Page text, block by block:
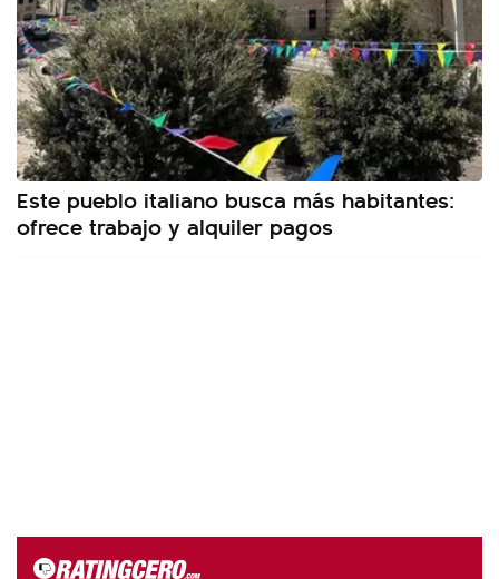
Este pueblo italiano busca más habitantes:
ofrece trabajo y alquiler pagos